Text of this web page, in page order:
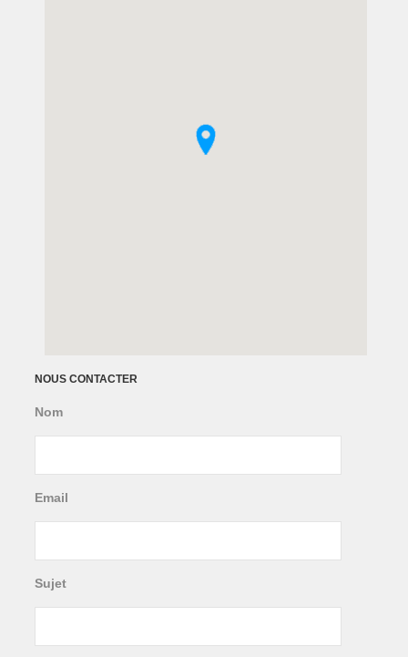
NOUS CONTACTER
Nom
Email
Sujet